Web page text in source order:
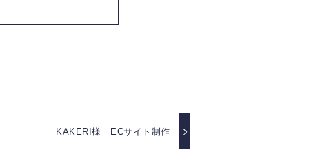
KAKERI様｜ECサイト制作